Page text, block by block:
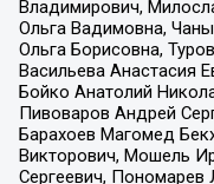
Владимирович,
Ольга Вадимовна,
Ольга Борисовна,
Васильева Анастасия
Бойко Анатолий
Пивоваров Андрей
Барахоев Магомед
Викторович, Мошель
Сергеевич, Пономарев